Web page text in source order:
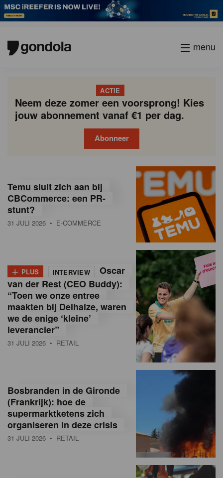
menu
ACTIE
Neem deze zomer een voorsprong! Kies
jouw abonnement vanaf €1 per dag.
Abonneer
o
n
d
a
M
a
g
a
n
e
Temu sluit zich aan bij
CBCommerce: een PR-
stunt?
31 JULI 2026 • E-COMMERCE
+ PLUS INTERVIEW
Oscar
van der Rest (CEO Buddy):
“Toen we onze entree
maakten bij Delhaize, waren
we de enige ‘kleine’
leverancier”
31 JULI 2026 • RETAIL
Bosbranden in de Gironde
(Frankrijk): hoe de
supermarktketens zich
organiseren in deze crisis
31 JULI 2026 • RETAIL